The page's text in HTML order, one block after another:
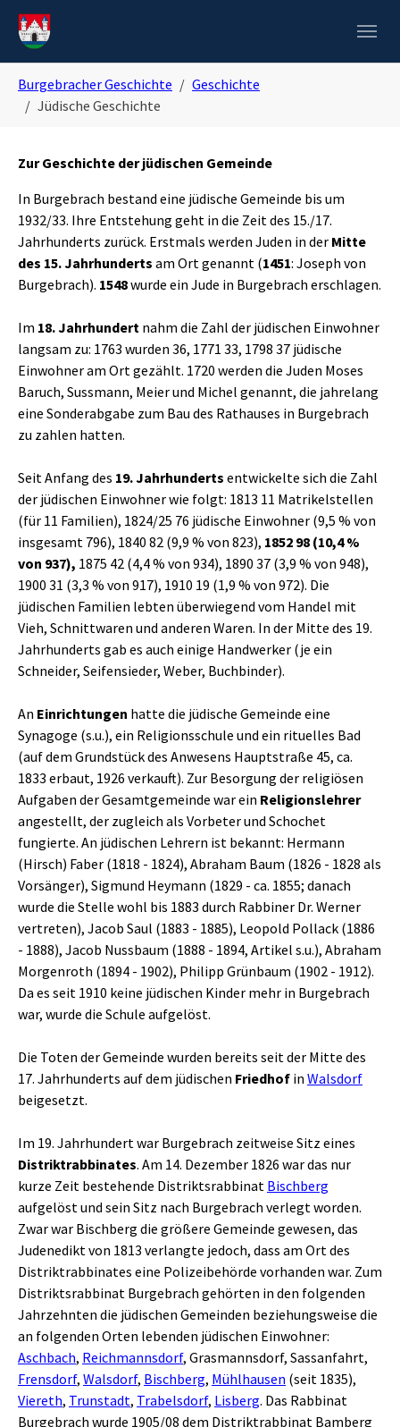
Skip to main navigation
Zum Hauptinhalt springen
Skip to page footer
Burgebracher Geschichte
Geschichte
Jüdische Geschichte
Zur Geschichte der jüdischen Gemeinde
In Burgebrach bestand eine jüdische Gemeinde bis um
1932/33. Ihre Entstehung geht in die Zeit des 15./17.
Jahrhunderts zurück. Erstmals werden Juden in der Mitte
des 15. Jahrhunderts am Ort genannt (1451: Joseph von
Burgebrach). 1548wurde ein Jude in Burgebrach erschlagen.
Im 18. Jahrhundert nahm die Zahl der jüdischen Einwohner
langsam zu: 1763 wurden 36, 1771 33, 1798 37 jüdische
Einwohner am Ort gezählt. 1720 werden die Juden Moses
Baruch, Sussmann, Meier und Michel genannt, die jahrelang
eine Sonderabgabe zum Bau des Rathauses in Burgebrach
zu zahlen hatten.
Seit Anfang des 19. Jahrhunderts entwickelte sich die Zahl
der jüdischen Einwohner wie folgt: 1813 11 Matrikelstellen
(für 11 Familien), 1824/25 76 jüdische Einwohner (9,5 % von
insgesamt 796), 1840 82 (9,9 % von 823), 1852 98 (10,4 %
von 937), 1875 42 (4,4 % von 934), 1890 37 (3,9 % von 948),
1900 31 (3,3 % von 917), 1910 19 (1,9 % von 972). Die
jüdischen Familien lebten überwiegend vom Handel mit
Vieh, Schnittwaren und anderen Waren. In der Mitte des 19.
Jahrhunderts gab es auch einige Handwerker (je ein
Schneider, Seifensieder, Weber, Buchbinder).
An Einrichtungen hatte die jüdische Gemeinde eine
Synagoge (s.u.), ein Religionsschule und ein rituelles Bad
(auf dem Grundstück des Anwesens Hauptstraße 45, ca.
1833 erbaut, 1926 verkauft). Zur Besorgung der religiösen
Aufgaben der Gesamtgemeinde war ein Religionslehrer
angestellt, der zugleich als Vorbeter und Schochet
fungierte. An jüdischen Lehrern ist bekannt: Hermann
(Hirsch) Faber (1818 - 1824), Abraham Baum (1826 - 1828 als
Vorsänger), Sigmund Heymann (1829 - ca. 1855; danach
wurde die Stelle wohl bis 1883 durch Rabbiner Dr. Werner
vertreten), Jacob Saul (1883 - 1885), Leopold Pollack (1886
- 1888), Jacob Nussbaum (1888 - 1894, Artikel s.u.), Abraham
Morgenroth (1894 - 1902), Philipp Grünbaum (1902 - 1912).
Da es seit 1910 keine jüdischen Kinder mehr in Burgebrach
war, wurde die Schule aufgelöst.
Die Toten der Gemeinde wurden bereits seit der Mitte des
17. Jahrhunderts auf dem jüdischen Friedhof in Walsdorf
beigesetzt.
Im 19. Jahrhundert war Burgebrach zeitweise Sitz eines
Distriktrabbinates. Am 14. Dezember 1826 war das nur
kurze Zeit bestehende Distriktsrabbinat Bischberg
aufgelöst und sein Sitz nach Burgebrach verlegt worden.
Zwar war Bischberg die größere Gemeinde gewesen, das
Judenedikt von 1813 verlangte jedoch, dass am Ort des
Distriktrabbinates eine Polizeibehörde vorhanden war. Zum
Distriktsrabbinat Burgebrach gehörten in den folgenden
Jahrzehnten die jüdischen Gemeinden beziehungsweise die
an folgenden Orten lebenden jüdischen Einwohner:
Aschbach, Reichmannsdorf, Grasmannsdorf, Sassanfahrt,
Frensdorf, Walsdorf, Bischberg, Mühlhausen (seit 1835),
Viereth, Trunstadt, Trabelsdorf, Lisberg. Das Rabbinat
Burgebrach wurde 1905/08 dem Distriktrabbinat Bamberg